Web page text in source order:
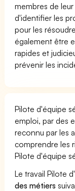
membres de
d'identifier les
pour les
également être
rapides et
prévenir les
Pilote d'équipe
emploi, par des
reconnu par les
comprendre les
Pilote d'équipe
Le travail Pilote
des métiers